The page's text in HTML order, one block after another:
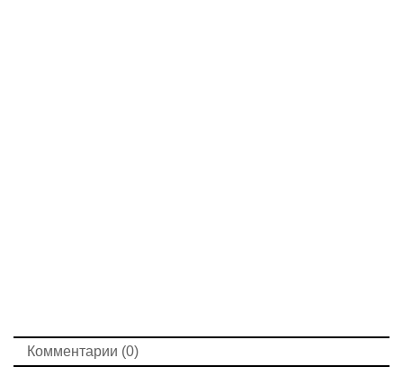
Комментарии (0)